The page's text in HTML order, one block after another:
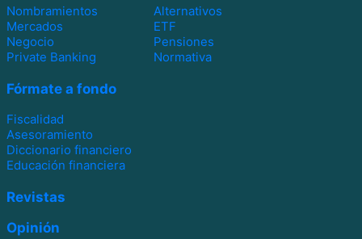
Nombramientos
Alternativos
Mercados
ETF
Negocio
Pensiones
Private Banking
Normativa
Fórmate a fondo
Fiscalidad
Asesoramiento
Diccionario financiero
Educación financiera
Revistas
Opinión